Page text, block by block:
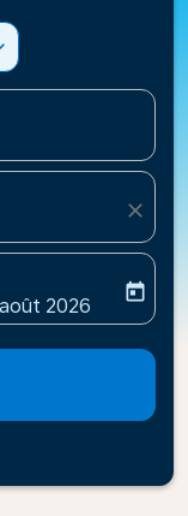
close
labelreturn-date-
2026
today